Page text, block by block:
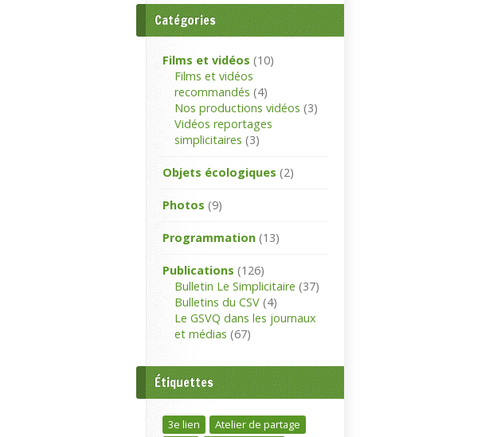
Catégories
Films et vidéos (10)
Films et vidéos
recommandés (4)
Nos productions vidéos (3)
Vidéos reportages
simplicitaires (3)
Objets écologiques (2)
Photos (9)
Programmation (13)
Publications (126)
Bulletin Le Simplicitaire (37)
Bulletins du CSV (4)
Le GSVQ dans les journaux
et médias (67)
Étiquettes
3e lien
Atelier de partage